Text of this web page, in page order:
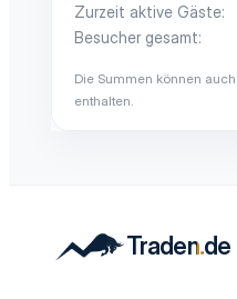
Zurzeit aktive Gäste
Besucher gesamt
Die Summen können
enthalten.